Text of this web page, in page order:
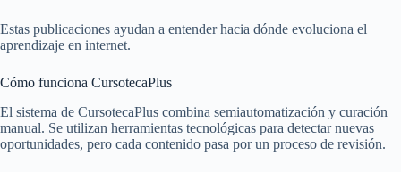
Estas publicaciones ayudan a entender hacia dónde evoluciona el
aprendizaje en internet.
Cómo funciona CursotecaPlus
El sistema de CursotecaPlus combina semiautomatización y curación
manual. Se utilizan herramientas tecnológicas para detectar nuevas
oportunidades, pero cada contenido pasa por un proceso de revisión.